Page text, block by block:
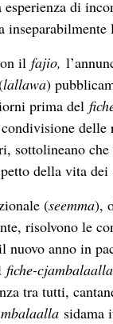
esperienza di
il fajio,
lallawa)
prima del
sottolineano
della vita dei
(seemma),
risolvono le
anno in
fiche-cjambalaalla
tra tutti,
sidama